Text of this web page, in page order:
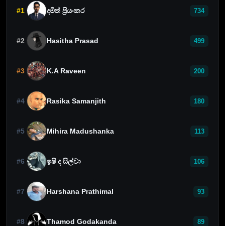
#1 දමිත් ප්‍රියංකර 734
#2 Hasitha Prasad 499
#3 K.A Raveen 200
#4 Rasika Samanjith 180
#5 Mihira Madushanka 113
#6 ඉෂි ද සිල්වා 106
#7 Harshana Prathimal 93
#8 Thamod Godakanda 89